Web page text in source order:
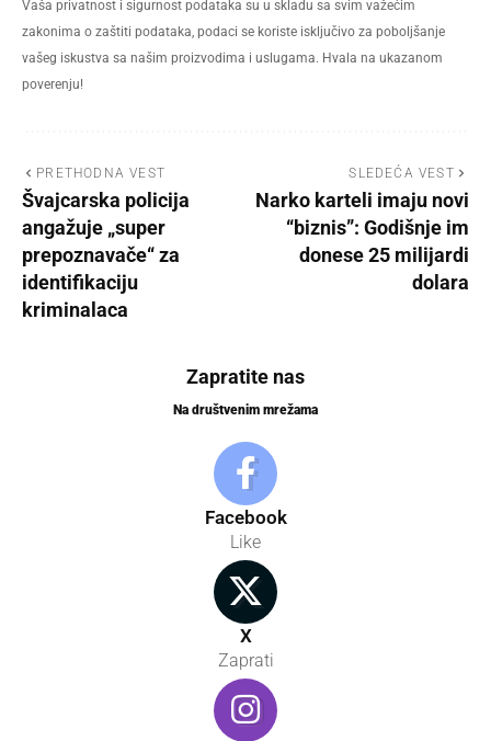
Vaša privatnost i sigurnost podataka su u skladu sa svim važećim
zakonima o zaštiti podataka, podaci se koriste isključivo za poboljšanje
vašeg iskustva sa našim proizvodima i uslugama. Hvala na ukazanom
poverenju!
PRETHODNA VEST
Švajcarska policija
angažuje „super
prepoznavače“ za
identifikaciju
kriminalaca
SLEDEĆA VEST
Narko karteli imaju novi
“biznis”: Godišnje im
donese 25 milijardi
dolara
Zapratite nas
Na društvenim mrežama
Facebook
Like
X
Zaprati